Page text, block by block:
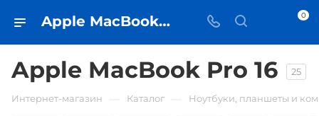
Apple MacBook Pro 16 • купить в Самаре по низкой цене - iЧехол 0
Apple MacBook Pro 16 25
Интернет-магазин Каталог Ноутбуки, планшеты и